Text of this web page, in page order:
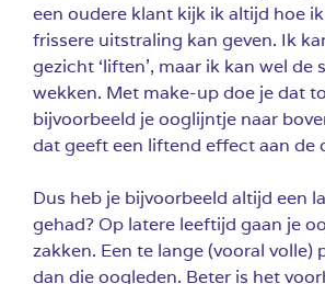
een oudere klant kijk ik altijd hoe
frissere uitstraling kan geven. Ik
gezicht ‘liften’, maar ik kan wel de
wekken. Met make-up doe je dat
bijvoorbeeld je ooglijntje naar
dat geeft een liftend effect aan de
Dus heb je bijvoorbeeld altijd een
gehad? Op latere leeftijd gaan je
zakken. Een te lange (vooral volle)
dan die oogleden. Beter is het